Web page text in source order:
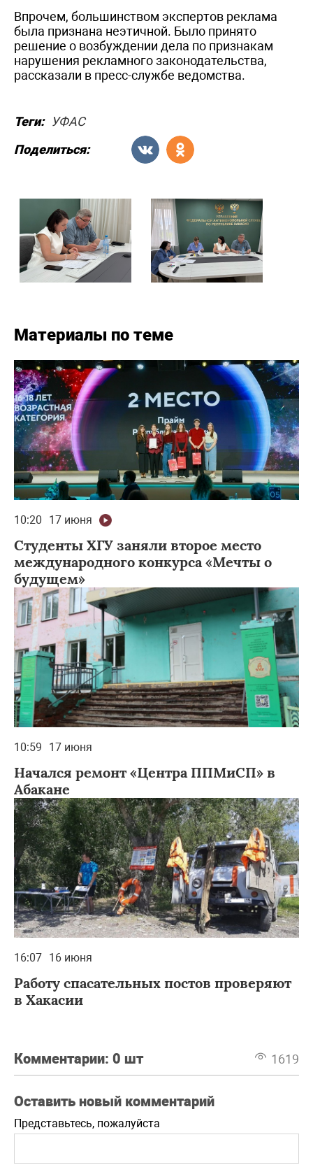
Впрочем, большинством экспертов реклама
была признана неэтичной. Было принято
решение о возбуждении дела по признакам
нарушения рекламного законодательства,
рассказали в пресс-службе ведомства.
Теги:
УФАС
Поделиться:
Материалы по теме
10:20 17 июня
Студенты ХГУ заняли второе место
международного конкурса «Мечты о
будущем»
10:59 17 июня
Начался ремонт «Центра ППМиСП» в
Абакане
16:07 16 июня
Работу спасательных постов проверяют
в Хакасии
Комментарии: 0 шт 1619
Оставить новый комментарий
Представьтесь, пожалуйста